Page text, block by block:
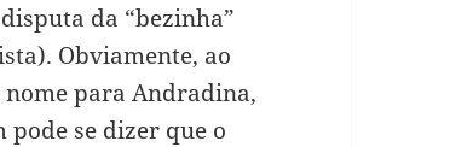
da “bezinha”
Obviamente, ao
para Andradina,
se dizer que o